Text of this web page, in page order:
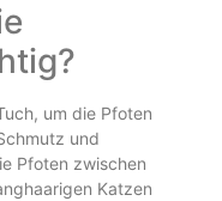
um die Pfoten
und
Pfoten zwischen
Katzen